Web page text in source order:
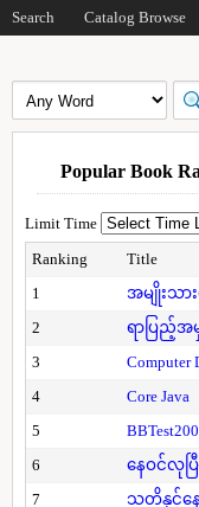
Search Catalog Browse
Popular Book
Limit Time
Ranking
Title
1
အမျိုးသာ
2
ရာပြည့်
3
Computer
4
Core Java
5
BBTest200
6
နေဝင်လုပြီ
7
သတိနှင့်နေ